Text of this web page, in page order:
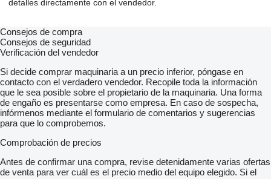
detalles directamente con el vendedor.
Consejos de compra
Consejos de seguridad
Verificación del vendedor
Si decide comprar maquinaria a un precio inferior, póngase en
contacto con el verdadero vendedor. Recopile toda la información
que le sea posible sobre el propietario de la maquinaria. Una forma
de engaño es presentarse como empresa. En caso de sospecha,
infórmenos mediante el formulario de comentarios y sugerencias
para que lo comprobemos.
Comprobación de precios
Antes de confirmar una compra, revise detenidamente varias ofertas
de venta para ver cuál es el precio medio del equipo elegido. Si el